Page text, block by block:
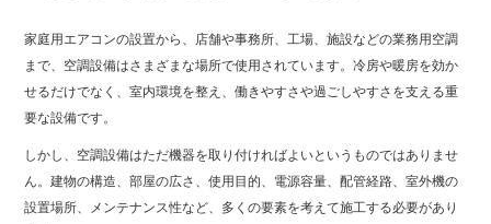
家庭用エアコンの設置から、店舗や事務所、工場、施設などの業務用空調
まで、空調設備はさまざまな場所で使用されています。冷房や暖房を効か
せるだけでなく、室内環境を整え、働きやすさや過ごしやすさを支える重
要な設備です。
しかし、空調設備はただ機器を取り付ければよいというものではありませ
ん。建物の構造、部屋の広さ、使用目的、電源容量、配管経路、室外機の
設置場所、メンテナンス性など、多くの要素を考えて施工する必要があり